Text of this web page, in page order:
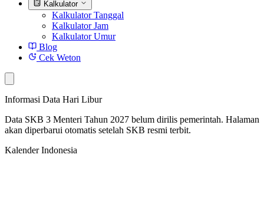
Kalkulator
Kalkulator Tanggal
Kalkulator Jam
Kalkulator Umur
Blog
Cek Weton
Informasi Data Hari Libur
Data SKB 3 Menteri Tahun 2027 belum dirilis pemerintah. Halaman
akan diperbarui otomatis setelah SKB resmi terbit.
Kalender Indonesia